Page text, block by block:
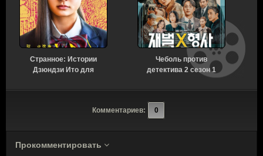
Странное: Истории
Дзюндзи Ито для
сезон 6 серия [Смотреть
Чеболь против
детектива 2 сезон 1
Онлайн]
Комментариев: 0
Прокомментировать